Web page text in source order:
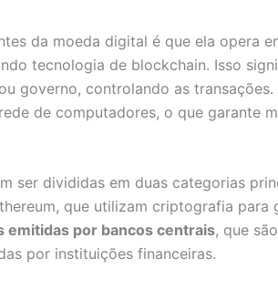
da moeda digital é que ela opera
tecnologia de blockchain. Isso
governo, controlando as transações.
de computadores, o que garante
ser divididas em duas categorias
que utilizam criptografia para
emitidas por bancos centrais, que
por instituições financeiras.